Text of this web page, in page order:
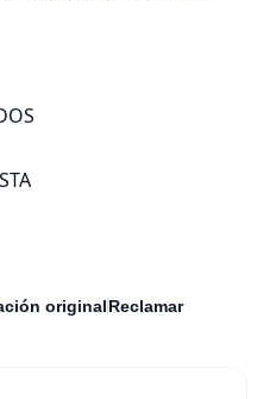
originalReclamar